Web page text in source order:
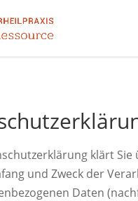
klärt Sie
und Zweck der
Daten